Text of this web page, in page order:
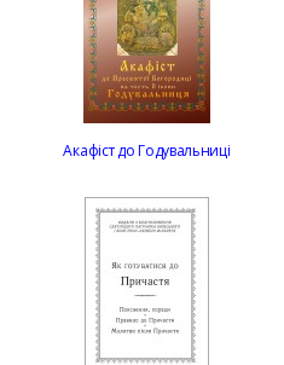
Акафіст до Годувальниці